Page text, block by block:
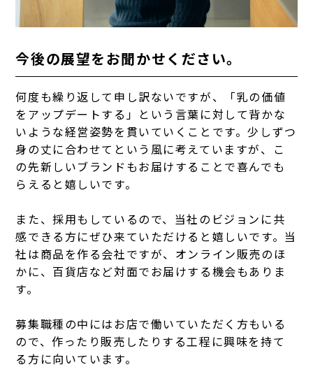
今後の展望をお聞かせください。
何度も繰り返して申し訳ないですが、「乳の価値
をアップデートする」という言葉に対して背かな
いような経営姿勢を貫いていくことです。少しずつ
身の丈に合わせてという風に考えていますが、こ
の先新しいブランドもお届けすることで喜んでも
らえると嬉しいです。
また、採用もしているので、当社のビジョンに共
感できる方にぜひ来ていただけると嬉しいです。当
社は商品を作る会社ですが、オンライン販売のほ
かに、百貨店など対面でお届けする機会もありま
す。
募集職種の中にはお店で働いていただく方もいる
ので、作ったり販売したりする工程に興味を持て
る方に向いています。